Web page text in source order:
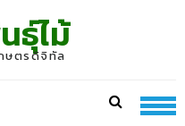
ธุ์ไม้
ษตรดิจิทัล